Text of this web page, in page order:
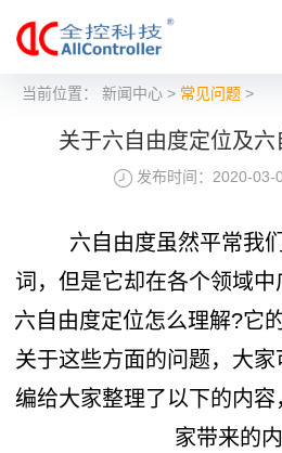
当前位置： 新闻中心> 常见问题>
关于六自由度定位及
发布时间：2020-03-
六自由度虽然平常我们
词，但是它却在各个领域
六自由度定位怎么理解?它
关于这些方面的问题，大
编给大家整理了以下的内
家带来的